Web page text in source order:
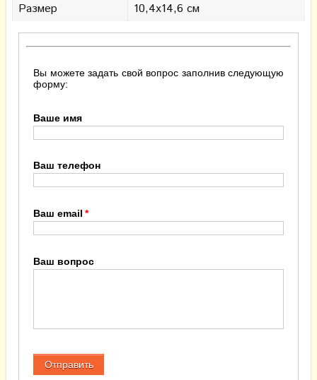
Размер
10,4х14,6 см
Вы можете задать свой вопрос заполнив следующую
форму:
Ваше имя
Ваш телефон
Ваш email
Ваш вопрос